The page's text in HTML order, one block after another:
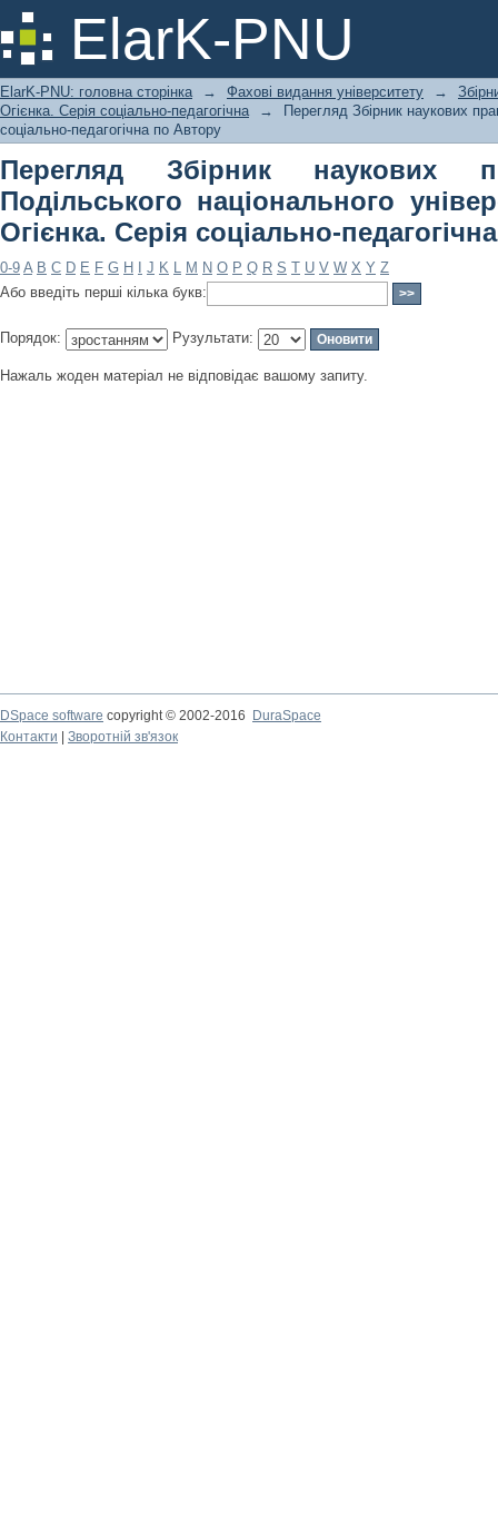
ElarK-PNU
Перегляд Збірник наукових
університету імені Івана Огієнка.
ElarK-PNU: головна сторінка → Фахові видання університету →
Огієнка. Серія соціально-педагогічна
→
Перегляд Збірник наукових
соціально-педагогічна по Автору
Перегляд Збірник наукових
Подільського національного
Огієнка. Серія соціально-
0-9 A B C D E F G H J K L M N O P Q R S T U V W X Y Z
Або введіть перші кілька букв:
Порядок: Рузультати:
Нажаль жоден матеріал не відповідає вашому запиту.
DSpace software copyright © 2002-2016
DuraSpace
Контакти
Зворотній зв'язок